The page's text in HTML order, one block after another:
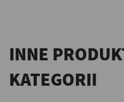
INNE
KATEGORII